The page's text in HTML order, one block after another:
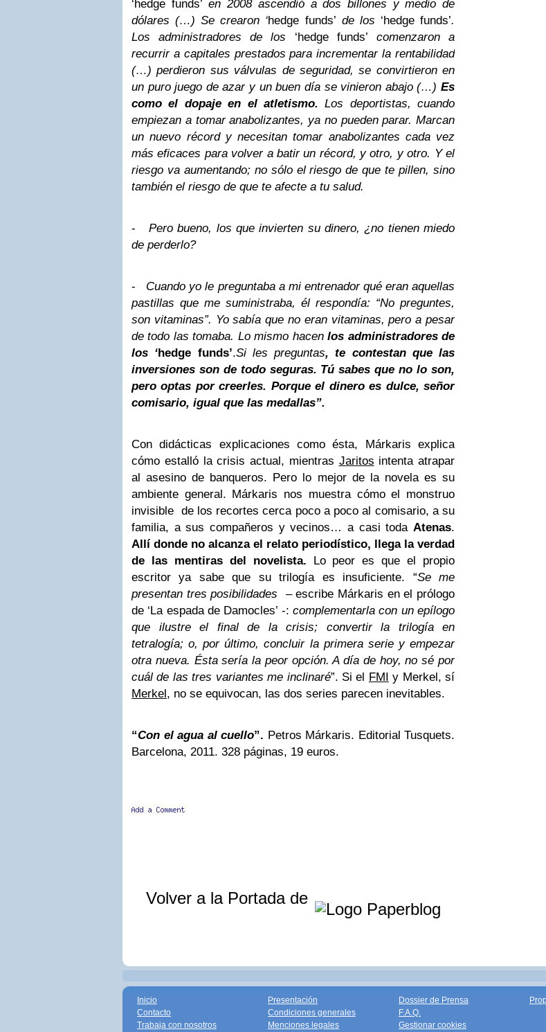
‘hedge funds’ en 2008 ascendió a dos billones y medio de
dólares (…) Se crearon ‘hedge funds’ de los ‘hedge funds’.
Los administradores de los ‘hedge funds’ comenzaron a
recurrir a capitales prestados para incrementar la rentabilidad
(…) perdieron sus válvulas de seguridad, se convirtieron en
un puro juego de azar y un buen día se vinieron abajo (…) Es
como el dopaje en el atletismo. Los deportistas, cuando
empiezan a tomar anabolizantes, ya no pueden parar. Marcan
un nuevo récord y necesitan tomar anabolizantes cada vez
más eficaces para volver a batir un récord, y otro, y otro. Y el
riesgo va aumentando; no sólo el riesgo de que te pillen, sino
también el riesgo de que te afecte a tu salud.
- Pero bueno, los que invierten su dinero, ¿no tienen miedo
de perderlo?
- Cuando yo le preguntaba a mi entrenador qué eran aquellas
pastillas que me suministraba, él respondía: “No preguntes,
son vitaminas”. Yo sabía que no eran vitaminas, pero a pesar
de todo las tomaba. Lo mismo hacenlos administradores de
los ‘hedge funds’.Si les preguntas, te contestan que las
inversiones son de todo seguras. Tú sabes que no lo son,
pero optas por creerles. Porque el dinero es dulce, señor
comisario, igual que las medallas”.
Con didácticas explicaciones como ésta, Márkaris explica
cómo estalló la crisis actual, mientras Jaritos intenta atrapar
al asesino de banqueros. Pero lo mejor de la novela es su
ambiente general. Márkaris nos muestra cómo el monstruo
invisible de los recortes cerca poco a poco al comisario, a su
familia, a sus compañeros y vecinos… a casi toda Atenas.
Allí donde no alcanza el relato periodístico, llega la verdad
de las mentiras del novelista. Lo peor es que el propio
escritor ya sabe que su trilogía es insuficiente. “Se me
presentan tres posibilidades – escribe Márkaris en el prólogo
de ‘La espada de Damocles’ -: complementarla con un epílogo
que ilustre el final de la crisis; convertir la trilogía en
tetralogía; o, por último, concluir la primera serie y empezar
otra nueva. Ésta sería la peor opción. A día de hoy, no sé por
cuál de las tres variantes me inclinaré”. Si el FMI y Merkel, sí
Merkel, no se equivocan, las dos series parecen inevitables.
“Con el agua al cuello”. Petros Márkaris. Editorial Tusquets.
Barcelona, 2011. 328 páginas, 19 euros.
Volver a la Portada de
Inicio
Contacto
Trabaja con nosotros
Presentación
Condiciones generales
Menciones legales
Dossier de Prensa
F.A.Q.
Gestionar cookies